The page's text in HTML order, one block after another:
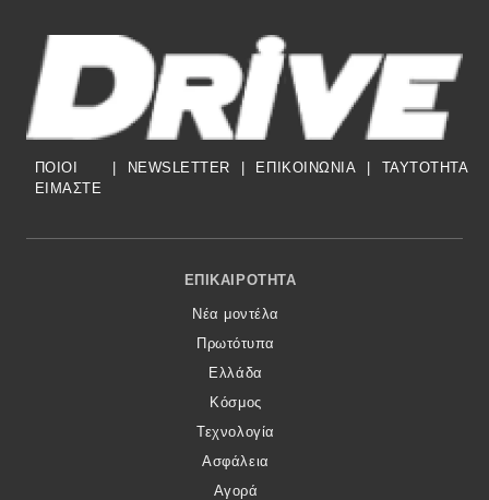
ΠΟΙΟΙ
ΕΙΜΑΣΤΕ
| NEWSLETTER | ΕΠΙΚΟΙΝΩΝΙΑ | TAYTOTHTA
Footer Menu
ΕΠΙΚΑΙΡΌΤΗΤΑ
Νέα μοντέλα
Πρωτότυπα
Ελλάδα
Κόσμος
Τεχνολογία
Ασφάλεια
Αγορά